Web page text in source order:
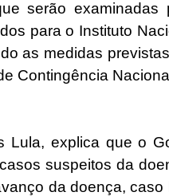
serão
para o Instituto
as medidas
Contingência
Lula, explica que o
suspeitos da
da doença,